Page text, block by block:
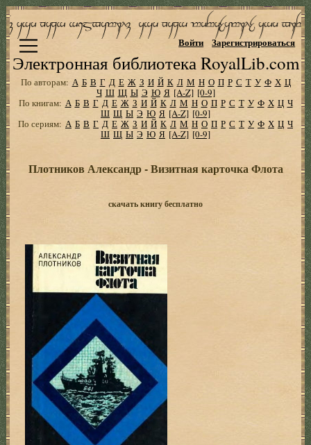
Электронная библиотека RoyalLib.com
Войти Зарегистрироваться
По авторам: А Б В Г Д Е Ж З И Й К Л М Н О П Р С Т У Ф Х Ц
Ч Ш Щ Ы Э Ю Я [A-Z] [0-9]
По книгам: А Б В Г Д Е Ж З И Й К Л М Н О П Р С Т У Ф Х Ц Ч
Ш Щ Ы Э Ю Я [A-Z] [0-9]
По сериям: А Б В Г Д Е Ж З И Й К Л М Н О П Р С Т У Ф Х Ц Ч
Ш Щ Ы Э Ю Я [A-Z] [0-9]
Плотников Александр - Визитная карточка Флота
скачать книгу бесплатно